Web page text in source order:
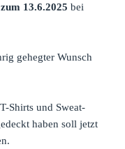
13.6.2025 bei
gehegter Wunsch
Shirts und Sweat-
haben soll jetzt